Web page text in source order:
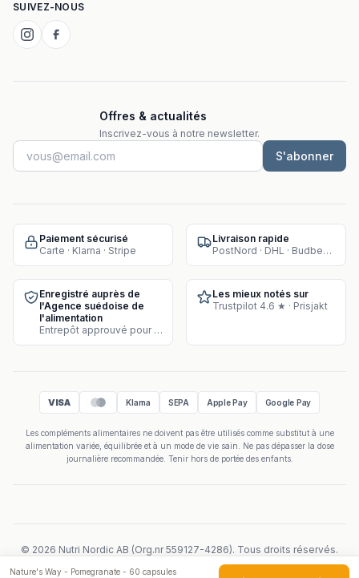
Nature's Way - Pomegranate - 60 capsules
SUIVEZ-NOUS
Offres & actualités
Inscrivez-vous à notre newsletter.
S'abonner
Paiement sécurisé
Carte · Klarna · Stripe
Livraison rapide
PostNord · DHL · Budbee · Instabox
Enregistré auprès de
l'Agence suédoise de
l'alimentation
Entrepôt approuvé pour la vente de compléments
Les mieux notés sur
Trustpilot 4.6 ★ · Prisjakt
VISA Klarna SEPA Apple Pay Google Pay
Les compléments alimentaires ne doivent pas être utilisés comme substitut à une
alimentation variée, équilibrée et à un mode de vie sain. Ne pas dépasser la dose
journalière recommandée. Tenir hors de portée des enfants.
© 2026 Nutri Nordic AB (Org.nr 559127-4286). Tous droits réservés.
Powered by Velicoo ↗